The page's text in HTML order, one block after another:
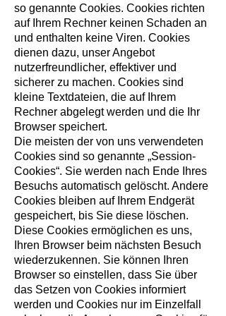
so genannte Cookies. Cookies richten
auf Ihrem Rechner keinen Schaden an
und enthalten keine Viren. Cookies
dienen dazu, unser Angebot
nutzerfreundlicher, effektiver und
sicherer zu machen. Cookies sind
kleine Textdateien, die auf Ihrem
Rechner abgelegt werden und die Ihr
Browser speichert.
Die meisten der von uns verwendeten
Cookies sind so genannte „Session-
Cookies“. Sie werden nach Ende Ihres
Besuchs automatisch gelöscht. Andere
Cookies bleiben auf Ihrem Endgerät
gespeichert, bis Sie diese löschen.
Diese Cookies ermöglichen es uns,
Ihren Browser beim nächsten Besuch
wiederzukennen. Sie können Ihren
Browser so einstellen, dass Sie über
das Setzen von Cookies informiert
werden und Cookies nur im Einzelfall